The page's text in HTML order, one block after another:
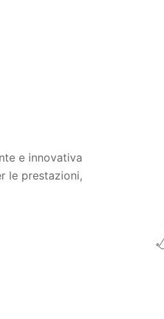
e innovativa
le prestazioni,